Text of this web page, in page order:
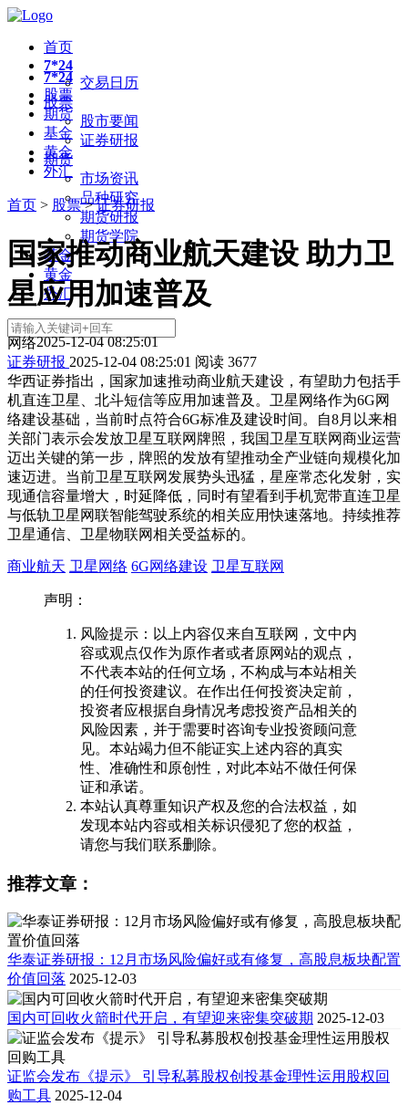
首页
7*24
交易日历
股票
股市要闻
证券研报
期货
市场资讯
品种研究
期货研报
期货学院
基金
黄金
外汇
7*24
股票
期货
基金
黄金
外汇
首页 > 股票>证券研报
国家推动商业航天建设 助力卫
星应用加速普及
网络2025-12-04 08:25:01
证券研报 2025-12-04 08:25:01 阅读 3677
华西证券指出，国家加速推动商业航天建设，有望助力包括手
机直连卫星、北斗短信等应用加速普及。卫星网络作为6G网
络建设基础，当前时点符合6G标准及建设时间。自8月以来相
关部门表示会发放卫星互联网牌照，我国卫星互联网商业运营
迈出关键的第一步，牌照的发放有望推动全产业链向规模化加
速迈进。当前卫星互联网发展势头迅猛，星座常态化发射，实
现通信容量增大，时延降低，同时有望看到手机宽带直连卫星
与低轨卫星网联智能驾驶系统的相关应用快速落地。持续推荐
卫星通信、卫星物联网相关受益标的。
商业航天 卫星网络 6G网络建设 卫星互联网
声明：
风险提示：以上内容仅来自互联网，文中内
容或观点仅作为原作者或者原网站的观点，
不代表本站的任何立场，不构成与本站相关
的任何投资建议。在作出任何投资决定前，
投资者应根据自身情况考虑投资产品相关的
风险因素，并于需要时咨询专业投资顾问意
见。本站竭力但不能证实上述内容的真实
性、准确性和原创性，对此本站不做任何保
证和承诺。
本站认真尊重知识产权及您的合法权益，如
发现本站内容或相关标识侵犯了您的权益，
请您与我们联系删除。
推荐文章：
华泰证券研报：12月市场风险偏好或有修复，高股息板块配置
价值回落 2025-12-03
国内可回收火箭时代开启，有望迎来密集突破期 2025-12-03
证监会发布《提示》 引导私募股权创投基金理性运用股权回
购工具 2025-12-04